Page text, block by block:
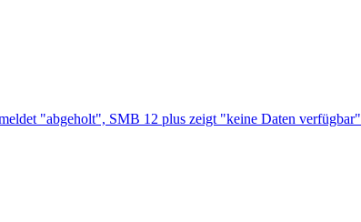
"abgeholt", SMB 12 plus zeigt "keine Daten verfügbar"